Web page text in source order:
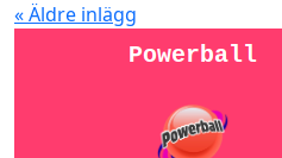
« Äldre inlägg